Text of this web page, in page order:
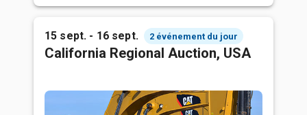
15 sept. - 16 sept. 2 événement du jour
California Regional Auction, USA